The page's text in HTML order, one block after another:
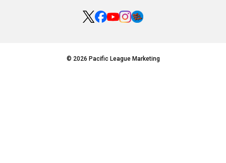
© 2026 Pacific League Marketing